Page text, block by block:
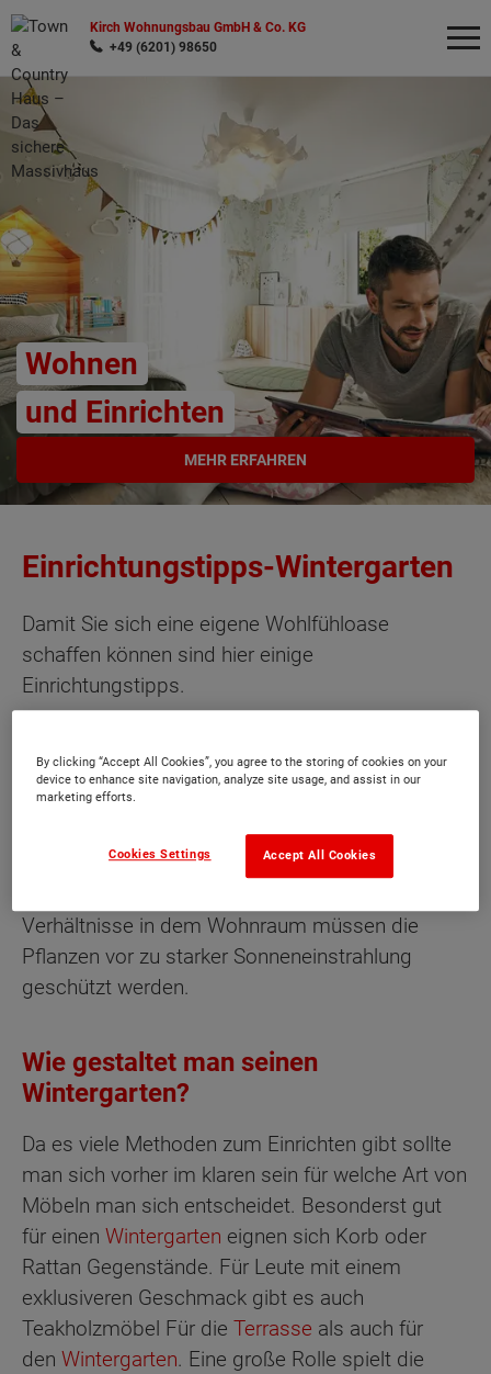
Kirch Wohnungsbau GmbH & Co. KG
+49 (6201) 98650
Wohnen
und Einrichten
MEHR ERFAHREN
Einrichtungstipps-Wintergarten
Damit Sie sich eine eigene Wohlfühloase
schaffen können sind hier einige
Einrichtungstipps.
Jahreszeiten der natur nahe zu sein eignet sich
einWintergarten
aber die Frage: Wie richtet man am Besten den
Wintergarten ein? Ein wichtiger Punkt ist
Verhältnisse in dem Wohnraum müssen die
Pflanzen vor zu starker Sonneneinstrahlung
geschützt werden.
Wie gestaltet man seinen
Wintergarten?
Da es viele Methoden zum Einrichten gibt sollte
man sich vorher im klaren sein für welche Art von
Möbeln man sich entscheidet. Besonderst gut
für einen Wintergarten eignen sich Korb oder
Rattan Gegenstände. Für Leute mit einem
exklusiveren Geschmack gibt es auch
Teakholzmöbel Für die Terrasse als auch für
den Wintergarten. Eine große Rolle spielt die
Wonach möchten Sie suchen?
By clicking “Accept All Cookies”, you agree to the storing of cookies on your
device to enhance site navigation, analyze site usage, and assist in our
marketing efforts.
Accept All Cookies
Cookies Settings